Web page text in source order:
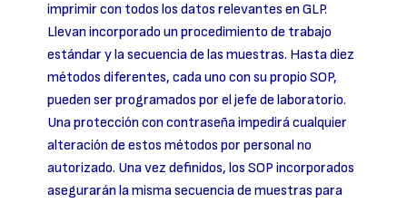
imprimir con todos los datos relevantes en GLP.
Llevan incorporado un procedimiento de trabajo
estándar y la secuencia de las muestras. Hasta diez
métodos diferentes, cada uno con su propio SOP,
pueden ser programados por el jefe de laboratorio.
Una protección con contraseña impedirá cualquier
alteración de estos métodos por personal no
autorizado. Una vez definidos, los SOP incorporados
asegurarán la misma secuencia de muestras para